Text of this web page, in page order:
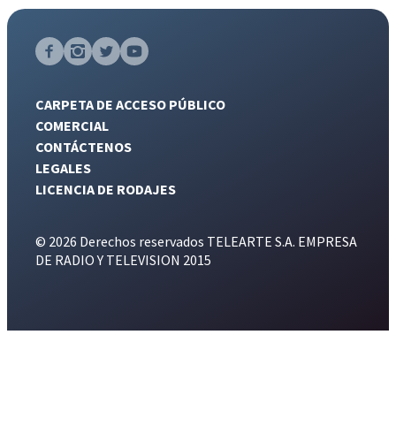
CARPETA DE ACCESO PÚBLICO
COMERCIAL
CONTÁCTENOS
LEGALES
LICENCIA DE RODAJES
© 2026 Derechos reservados TELEARTE S.A. EMPRESA
DE RADIO Y TELEVISION 2015